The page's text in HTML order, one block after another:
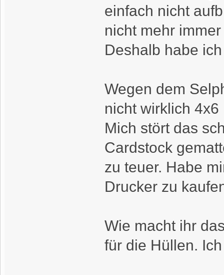
einfach nicht
nicht mehr
Deshalb habe
Wegen dem
nicht wirklich 4x6
Mich stört das
Cardstock
zu teuer. Habe
Drucker zu
Wie macht ihr
für die Hüllen.